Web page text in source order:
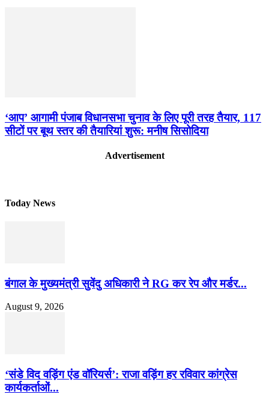
‘आप’ आगामी पंजाब विधानसभा चुनाव के लिए पूरी तरह तैयार, 117
सीटों पर बूथ स्तर की तैयारियां शुरू: मनीष सिसोदिया
Advertisement
Today News
बंगाल के मुख्यमंत्री सुवेंदु अधिकारी ने RG कर रेप और मर्डर...
August 9, 2026
‘संडे विद वड़िंग एंड वॉरियर्स’: राजा वड़िंग हर रविवार कांग्रेस
कार्यकर्ताओं...